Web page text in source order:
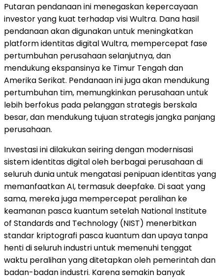
Putaran pendanaan ini menegaskan kepercayaan
investor yang kuat terhadap visi Wultra. Dana hasil
pendanaan akan digunakan untuk meningkatkan
platform identitas digital Wultra, mempercepat fase
pertumbuhan perusahaan selanjutnya, dan
mendukung ekspansinya ke Timur Tengah dan
Amerika Serikat. Pendanaan ini juga akan mendukung
pertumbuhan tim, memungkinkan perusahaan untuk
lebih berfokus pada pelanggan strategis berskala
besar, dan mendukung tujuan strategis jangka panjang
perusahaan.
Investasi ini dilakukan seiring dengan modernisasi
sistem identitas digital oleh berbagai perusahaan di
seluruh dunia untuk mengatasi penipuan identitas yang
memanfaatkan AI, termasuk deepfake. Di saat yang
sama, mereka juga mempercepat peralihan ke
keamanan pasca kuantum setelah National Institute
of Standards and Technology (NIST) menerbitkan
standar kriptografi pasca kuantum dan upaya tanpa
henti di seluruh industri untuk memenuhi tenggat
waktu peralihan yang ditetapkan oleh pemerintah dan
badan-badan industri. Karena semakin banyak